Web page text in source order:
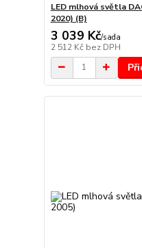
LED mlhová světla
2020) (B)
3 039 Kč/sada
2 512 Kč bez DPH